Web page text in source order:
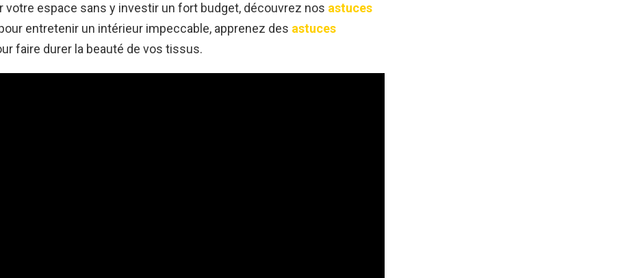
votre espace sans y investir un fort budget, découvrez nos astuces
entretenir un intérieur impeccable, apprenez des astuces
faire durer la beauté de vos tissus.